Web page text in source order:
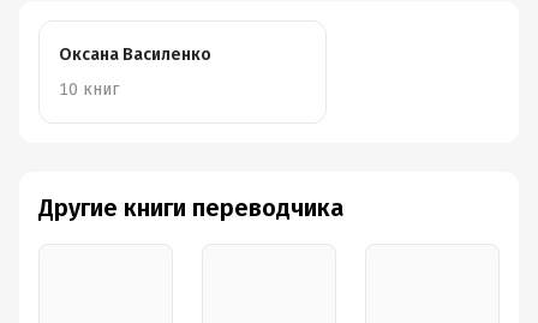
Published by special arrangement with HarperCollins
Оксана Василенко
10 книг
Другие книги переводчика